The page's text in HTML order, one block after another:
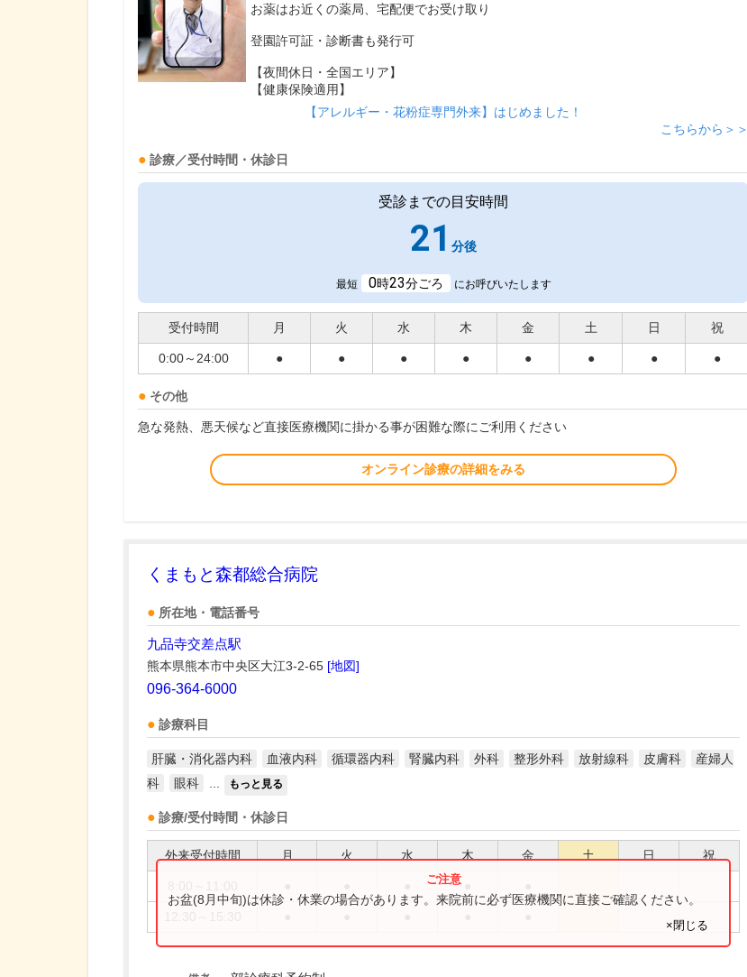
お薬はお近くの薬局、宅配便でお受け取り
登園許可証・診断書も発行可
【夜間休日・全国エリア】
【健康保険適用】
【アレルギー・花粉症専門外来】はじめました！
こちらから＞＞
診療／受付時間・休診日
受診までの目安時間
21 分後
最短 0時23分ごろ にお呼びいたします
受付時間 月 火 水 木 金 土 日 祝
0:00～24:00 ● ● ● ● ● ● ● ●
その他
急な発熱、悪天候など直接医療機関に掛かる事が困難な際にご利用ください
オンライン診療の詳細をみる
くまもと森都総合病院
所在地・電話番号
九品寺交差点駅
熊本県熊本市中央区大江3-2-65 [地図]
096-364-6000
診療科目
肝臓・消化器内科 血液内科 循環器内科 腎臓内科 外科 整形外科 放射線科 皮膚科
産婦人
科
眼科 もっと見る
診療/受付時間・休診日
外来受付時間 月 火 水 木 金 土 日 祝
お盆(8月中旬)は休診・休業の場合があります。来院前に必ず医療機関に直接ご確認ください。
×閉じる